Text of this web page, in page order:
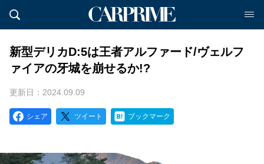
新型デリカD:5は王者アルファード/ヴェルフ
ァイアの牙城を崩せるか!?
更新日：2024.09.09
シェア ツイート ブックマーク